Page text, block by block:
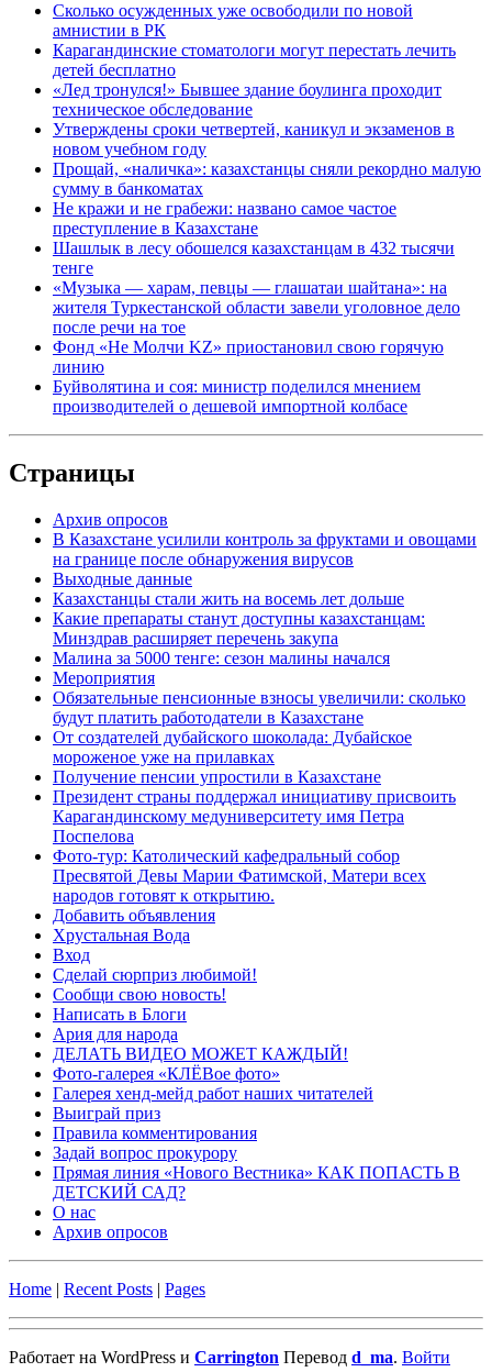
Сколько осужденных уже освободили по новой
амнистии в РК
Карагандинские стоматологи могут перестать лечить
детей бесплатно
«Лед тронулся!» Бывшее здание боулинга проходит
техническое обследование
Утверждены сроки четвертей, каникул и экзаменов в
новом учебном году
Прощай, «наличка»: казахстанцы сняли рекордно малую
сумму в банкоматах
Не кражи и не грабежи: названо самое частое
преступление в Казахстане
Шашлык в лесу обошелся казахстанцам в 432 тысячи
тенге
«Музыка — харам, певцы — глашатаи шайтана»: на
жителя Туркестанской области завели уголовное дело
после речи на тое
Фонд «Не Молчи KZ» приостановил свою горячую
линию
Буйволятина и соя: министр поделился мнением
производителей о дешевой импортной колбасе
Страницы
Архив опросов
В Казахстане усилили контроль за фруктами и овощами
на границе после обнаружения вирусов
Выходные данные
Казахстанцы стали жить на восемь лет дольше
Какие препараты станут доступны казахстанцам:
Минздрав расширяет перечень закупа
Малина за 5000 тенге: сезон малины начался
Мероприятия
Обязательные пенсионные взносы увеличили: сколько
будут платить работодатели в Казахстане
От создателей дубайского шоколада: Дубайское
мороженое уже на прилавках
Получение пенсии упростили в Казахстане
Президент страны поддержал инициативу присвоить
Карагандинскому медуниверситету имя Петра
Поспелова
Фото-тур: Католический кафедральный собор
Пресвятой Девы Марии Фатимской, Матери всех
народов готовят к открытию.
Добавить объявления
Хрустальная Вода
Вход
Сделай сюрприз любимой!
Сообщи свою новость!
Написать в Блоги
Ария для народа
ДЕЛАТЬ ВИДЕО МОЖЕТ КАЖДЫЙ!
Фото-галерея «КЛЁВое фото»
Галерея хенд-мейд работ наших читателей
Выиграй приз
Правила комментирования
Задай вопрос прокурору
Прямая линия «Нового Вестника» КАК ПОПАСТЬ В
ДЕТСКИЙ САД?
О нас
Архив опросов
Home | Recent Posts | Pages
Работает на WordPress и Carrington Перевод d_ma. Войти